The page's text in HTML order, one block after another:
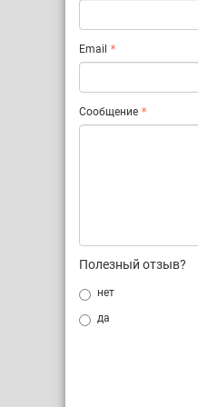
Email
Сообщение
Полезный отзыв?
нет
да